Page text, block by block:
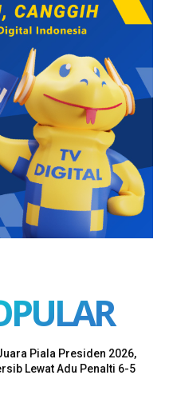
Piala Presiden 2026,
Lewat Adu Penalti 6-5